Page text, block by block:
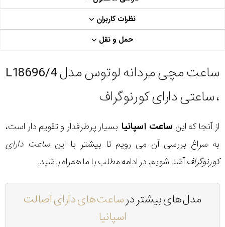
نظرات کاربران
حمل و نقل
ساعت مچی مردانه لوتوس مدل L18696/4
، ساعتی دارای کورنوگراف
از آنجا که این ساعت اسپانیا بسیار پرطرفدار و تقویم دار است،
به سراغ بررسی آن می رویم تا بیشتر با این ساعت دارای
کورنوگرافآشنا شویم. در ادامه مطلب با ما همراه باشید.
مدل های بیشتر درساعت های دارای اصالت
اسپانیا